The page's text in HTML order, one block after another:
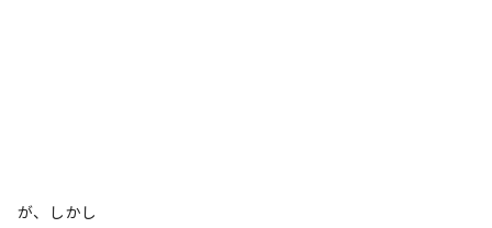
が、しかし